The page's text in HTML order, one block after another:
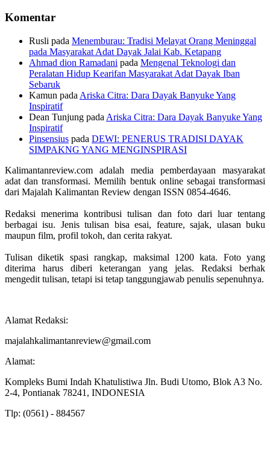
Komentar
Rusli pada Menemburau: Tradisi Melayat Orang Meninggal
pada Masyarakat Adat Dayak Jalai Kab. Ketapang
Ahmad dion Ramadani pada Mengenal Teknologi dan
Peralatan Hidup Kearifan Masyarakat Adat Dayak Iban
Sebaruk
Kamun pada Ariska Citra: Dara Dayak Banyuke Yang
Inspiratif
Dean Tunjung pada Ariska Citra: Dara Dayak Banyuke Yang
Inspiratif
Pinsensius pada DEWI: PENERUS TRADISI DAYAK
SIMPAKNG YANG MENGINSPIRASI
Kalimantanreview.com adalah media pemberdayaan masyarakat
adat dan transformasi. Memilih bentuk online sebagai transformasi
dari Majalah Kalimantan Review dengan ISSN 0854-4646.
Redaksi menerima kontribusi tulisan dan foto dari luar tentang
berbagai isu. Jenis tulisan bisa esai, feature, sajak, ulasan buku
maupun film, profil tokoh, dan cerita rakyat.
Tulisan diketik spasi rangkap, maksimal 1200 kata. Foto yang
diterima harus diberi keterangan yang jelas. Redaksi berhak
mengedit tulisan, tetapi isi tetap tanggungjawab penulis sepenuhnya.
Alamat Redaksi:
majalahkalimantanreview@gmail.com
Alamat:
Kompleks Bumi Indah Khatulistiwa Jln. Budi Utomo, Blok A3 No.
2-4, Pontianak 78241, INDONESIA
Tlp: (0561) - 884567